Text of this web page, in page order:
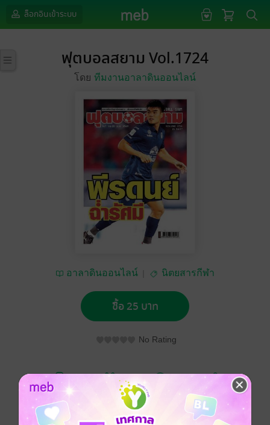
ล็อกอินเข้าระบบ
ฟุตบอลสยาม Vol.1724
โดย ทีมงานอาลาดินออนไลน์
อาลาดินออนไลน์ นิตยสารกีฬา
ซื้อ 25 บาท
No Rating
อยากได้ ซื้อเป็นของขวัญ ติดตาม